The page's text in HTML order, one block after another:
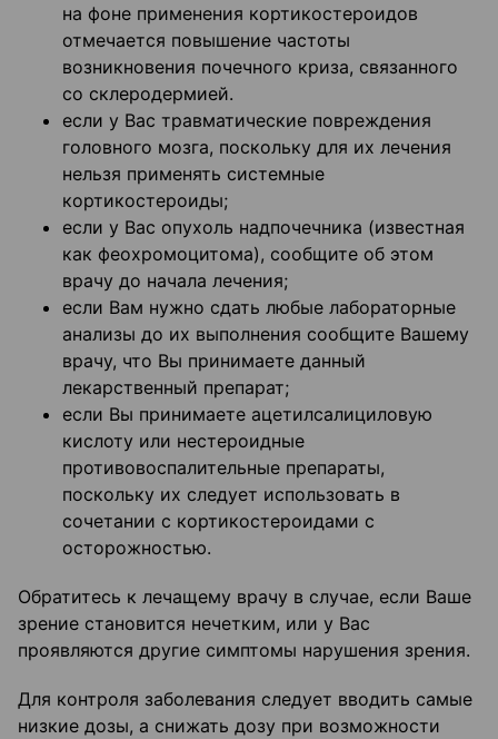
на фоне применения кортикостероидов
отмечается повышение частоты
возникновения почечного криза, связанного
со склеродермией.
если у Вас травматические повреждения
головного мозга, поскольку для их лечения
нельзя применять системные
кортикостероиды;
если у Вас опухоль надпочечника (известная
как феохромоцитома), сообщите об этом
врачу до начала лечения;
если Вам нужно сдать любые лабораторные
анализы до их выполнения сообщите Вашему
врачу, что Вы принимаете данный
лекарственный препарат;
если Вы принимаете ацетилсалициловую
кислоту или нестероидные
противовоспалительные препараты,
поскольку их следует использовать в
сочетании с кортикостероидами с
осторожностью.
Обратитесь к лечащему врачу в случае, если Ваше
зрение становится нечетким, или у Вас
проявляются другие симптомы нарушения зрения.
Для контроля заболевания следует вводить самые
низкие дозы, а снижать дозу при возможности